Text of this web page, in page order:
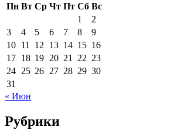
Пн Вт Ср Чт Пт Сб Вс
1
2
3
4 5 6 7 8
9
10 11 12 13 14 15 16
17 18 19 20 21 22 23
24 25 26 27 28 29 30
31
« Июн
Рубрики